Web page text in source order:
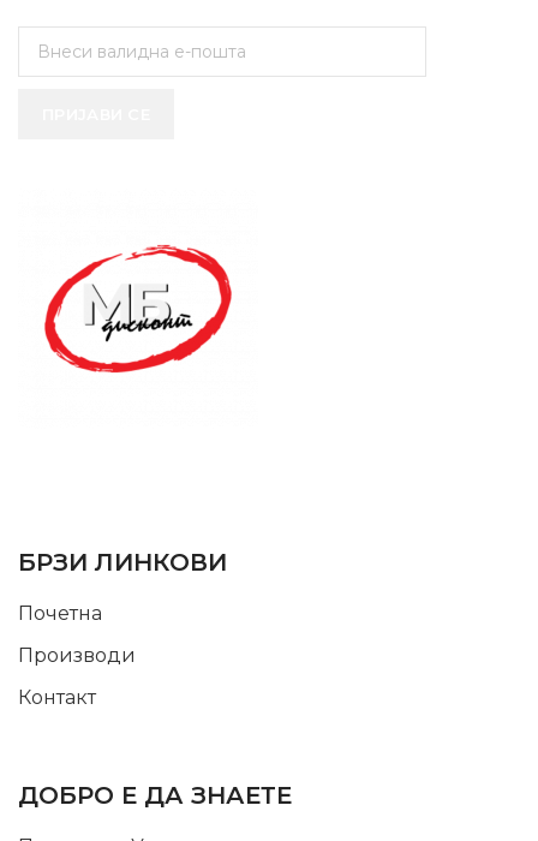
БРЗИ ЛИНКОВИ
Почетна
Производи
Контакт
ДОБРО Е ДА ЗНАЕТЕ